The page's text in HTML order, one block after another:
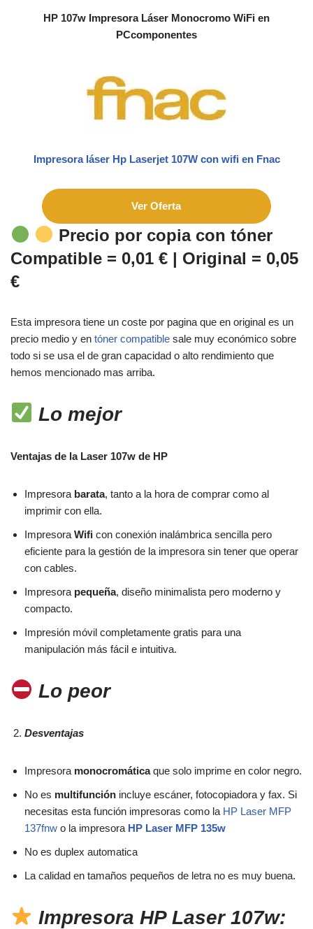
HP 107w Impresora Láser Monocromo WiFi en
PCcomponentes
Impresora láser Hp Laserjet 107W con wifi en Fnac
Ver Oferta
Precio por copia con tóner
Compatible = 0,01 € | Original = 0,05
€
Esta impresora tiene un coste por pagina que en original es un
precio medio y en tóner compatible sale muy económico sobre
todo si se usa el de gran capacidad o alto rendimiento que
hemos mencionado mas arriba.
Lo mejor
Ventajas de la Laser 107w de HP
Impresora barata, tanto a la hora de comprar como al
imprimir con ella.
Impresora Wifi con conexión inalámbrica sencilla pero
eficiente para la gestión de la impresora sin tener que operar
con cables.
Impresora pequeña, diseño minimalista pero moderno y
compacto.
Impresión móvil completamente gratis para una
manipulación más fácil e intuitiva.
Lo peor
Desventajas
Impresora monocromáticaque solo imprime en color negro.
No es multifunción incluye escáner, fotocopiadora y fax. Si
necesitas esta función impresoras como la HP Laser MFP
137fnw o la impresora HP Laser MFP 135w
No es duplex automatica
La calidad en tamaños pequeños de letra no es muy buena.
Impresora HP Laser 107w: